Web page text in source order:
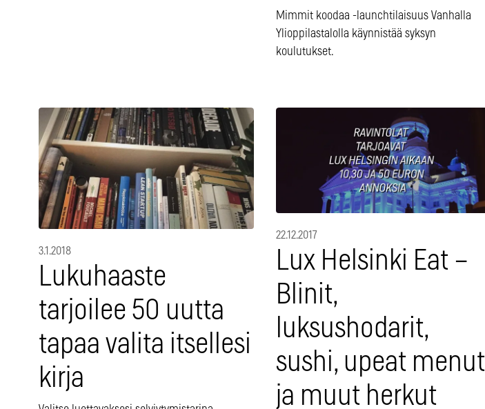
Mimmit koodaa -launchtilaisuus Vanhalla
Ylioppilastalolla käynnistää syksyn
koulutukset.
3.1.2018
Lukuhaaste
tarjoilee 50 uutta
tapaa valita itsellesi
kirja
22.12.2017
Lux Helsinki Eat –
Blinit,
luksushodarit,
sushi, upeat menut
ja muut herkut